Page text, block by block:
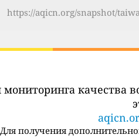
https://aqicn.org/snapshot/
качества
Для получения